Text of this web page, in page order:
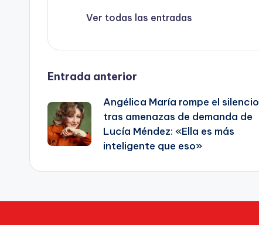
Ver todas las entradas
Navegación
de
entradas
Entrada anterior
Angélica María rompe el silencio
tras amenazas de demanda de
Lucía Méndez: «Ella es más
inteligente que eso»